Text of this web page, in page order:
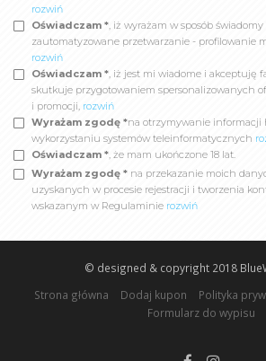
rozwiń
Oświadczam * , iż wyrażam w sposób
zautomatyzowane przetwarzanie - profilowanie
rozwiń
Oświadczam * , iż jest mi wiadome i akceptuję
skutkuje przygotowaniem spersonalizowanych
i promocji, rozwiń
Wyrażam zgodę *na otrzymywanie informacji
wykorzystaniu systemów teleinformatycznych
Oświadczam * , że mam ukończone 18 lat.
Wyrażam zgodę * na przekazanie moich
uzyskanych w procesie rejestracji i tworzenia
wskazanym w Regulaminie rozwiń
© designed & copyright 2018
Strona główna
Dodaj kupon Polityka
Formularz do wypisu